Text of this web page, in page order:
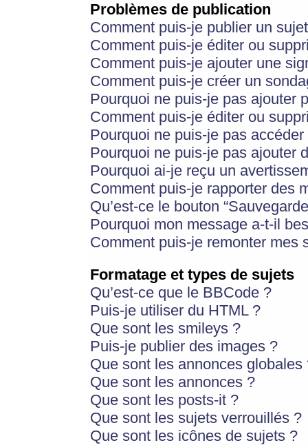
Problèmes de publication
Comment puis-je publier un
Comment puis-je éditer ou
Comment puis-je ajouter une
Comment puis-je créer un
Pourquoi ne puis-je pas ajouter
Comment puis-je éditer ou
Pourquoi ne puis-je pas
Pourquoi ne puis-je pas ajouter
Pourquoi ai-je reçu un
Comment puis-je rapporter des
Qu’est-ce le bouton
Pourquoi mon message a-t-il
Comment puis-je remonter mes
Formatage et types de sujets
Qu’est-ce que le BBCode ?
Puis-je utiliser du HTML ?
Que sont les smileys ?
Puis-je publier des images ?
Que sont les annonces globales
Que sont les annonces ?
Que sont les posts-it ?
Que sont les sujets verrouillés ?
Que sont les icônes de sujets ?